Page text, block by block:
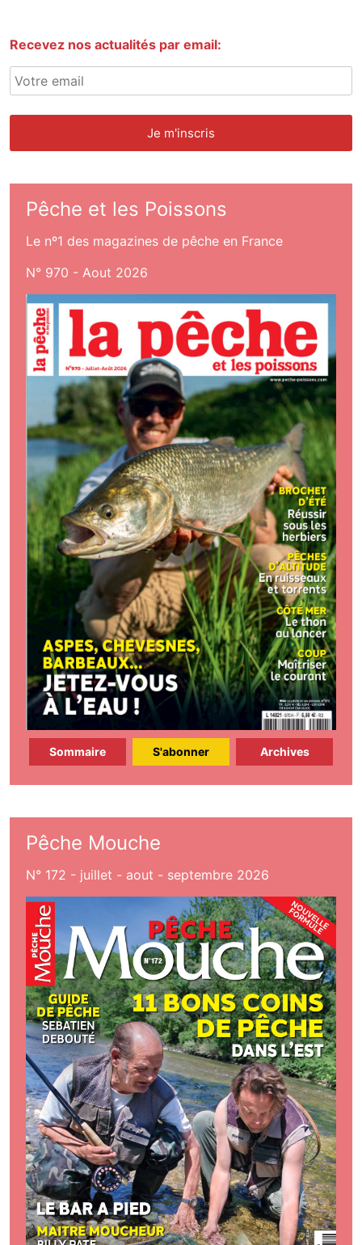
Recevez nos actualités par email:
Pêche et les Poissons
Le nº1 des magazines de pêche en France
N° 970 - Aout 2026
Sommaire S'abonner Archives
Pêche Mouche
N° 172 - juillet - aout - septembre 2026